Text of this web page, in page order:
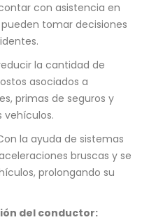
con asistencia en
tomar decisiones
la cantidad de
asociados a
primas de seguros y
vehículos.
la ayuda de sistemas
bruscas y se
prolongando su
del conductor: